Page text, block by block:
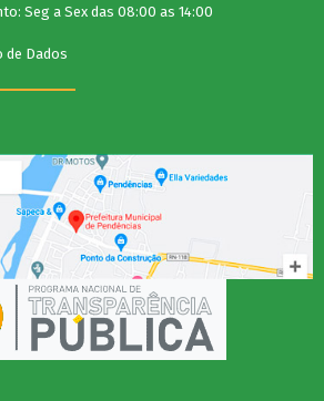
Seg a Sex das 08:00 as 14:00
de Dados